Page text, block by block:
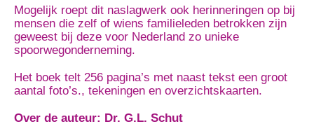
Mogelijk roept dit naslagwerk ook herinneringen op bij
mensen die zelf of wiens familieleden betrokken zijn
geweest bij deze voor Nederland zo unieke
spoorwegonderneming.
Het boek telt 256 pagina’s met naast tekst een groot
aantal foto’s., tekeningen en overzichtskaarten.
Over de auteur: Dr. G.L. Schut